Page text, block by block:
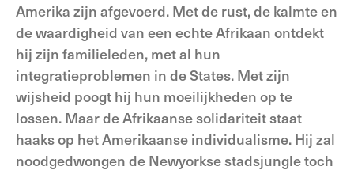
Amerika zijn afgevoerd. Met de rust, de kalmte en
de waardigheid van een echte Afrikaan ontdekt
hij zijn familieleden, met al hun
integratieproblemen in de States. Met zijn
wijsheid poogt hij hun moeilijkheden op te
lossen. Maar de Afrikaanse solidariteit staat
haaks op het Amerikaanse individualisme. Hij zal
noodgedwongen de Newyorkse stadsjungle toch